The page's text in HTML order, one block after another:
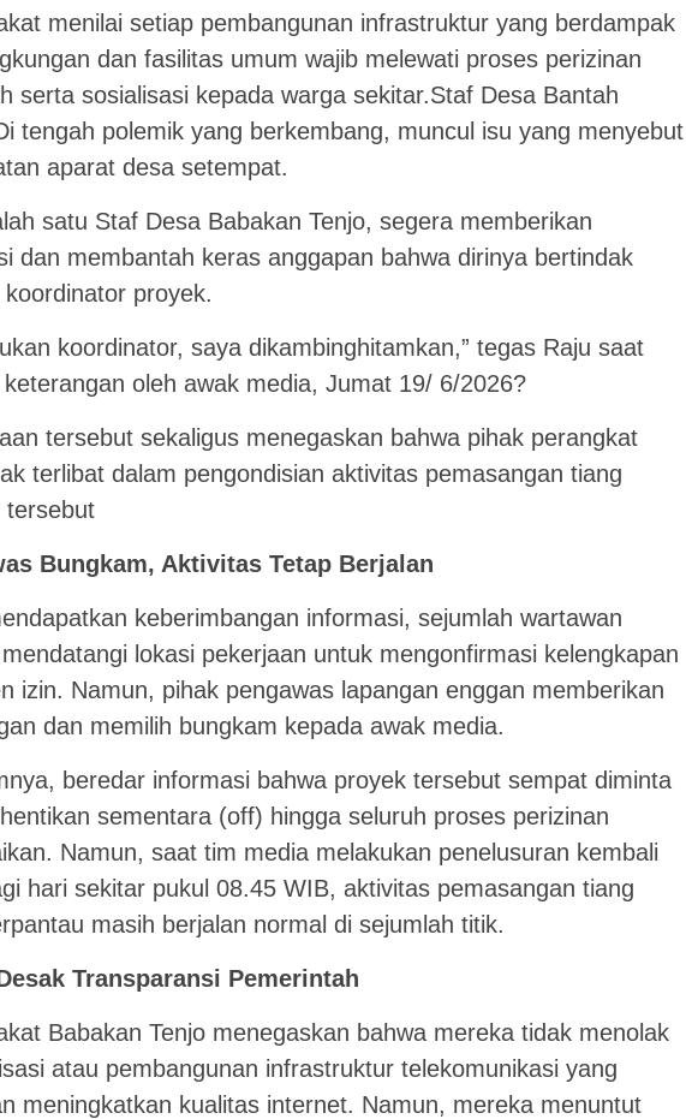
menilai setiap pembangunan infrastruktur yang berdampak
dan fasilitas umum wajib melewati proses perizinan
serta sosialisasi kepada warga sekitar.Staf Desa Bantah
tengah polemik yang berkembang, muncul isu yang menyebut
aparat desa setempat.
satu Staf Desa Babakan Tenjo, segera memberikan
dan membantah keras anggapan bahwa dirinya bertindak
proyek.
koordinator, saya dikambinghitamkan,” tegas Raju saat
oleh awak media, Jumat 19/ 6/2026?
tersebut sekaligus menegaskan bahwa pihak perangkat
terlibat dalam pengondisian aktivitas pemasangan tiang
tersebut
Bungkam, Aktivitas Tetap Berjalan
keberimbangan informasi, sejumlah wartawan
lokasi pekerjaan untuk mengonfirmasi kelengkapan
izin. Namun, pihak pengawas lapangan enggan memberikan
dan memilih bungkam kepada awak media.
beredar informasi bahwa proyek tersebut sempat diminta
sementara (off) hingga seluruh proses perizinan
Namun, saat tim media melakukan penelusuran kembali
hari sekitar pukul 08.45 WIB, aktivitas pemasangan tiang
masih berjalan normal di sejumlah titik.
Transparansi Pemerintah
Babakan Tenjo menegaskan bahwa mereka tidak menolak
atau pembangunan infrastruktur telekomunikasi yang
meningkatkan kualitas internet. Namun, mereka menuntut